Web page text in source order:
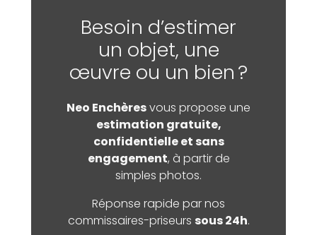
Besoin d’estimer
un objet, une
œuvre ou un bien ?
Neo Enchèresvous propose une
estimation gratuite,
confidentielle et sans
engagement, à partir de
simples photos.
Réponse rapide par nos
commissaires-priseurs sous 24h.